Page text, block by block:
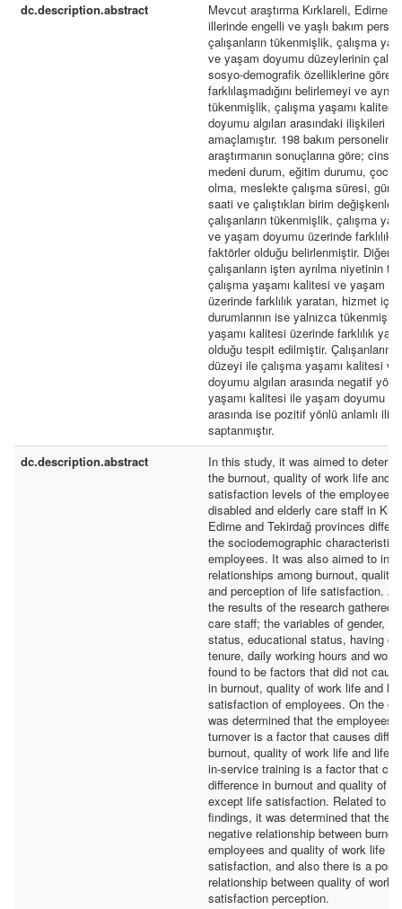
dc.description.abstract
Mevcut araştırma Kırklareli, Edirne
illerinde engelli ve yaşlı bakım
çalışanların tükenmişlik, çalışma
ve yaşam doyumu düzeylerinin
sosyo-demografik özelliklerine göre
farklılaşmadığını belirlemeyi ve aynı
tükenmişlik, çalışma yaşamı
doyumu algıları arasındaki ilişkileri
amaçlamıştır. 198 bakım personeline
araştırmanın sonuçlarına göre;
medeni durum, eğitim durumu,
olma, meslekte çalışma süresi,
saati ve çalıştıkları birim
çalışanların tükenmişlik, çalışma
ve yaşam doyumu üzerinde farklılık
faktörler olduğu belirlenmiştir. Diğer
çalışanların işten ayrılma niyetinin
çalışma yaşamı kalitesi ve yaşam
üzerinde farklılık yaratan, hizmet içi
durumlarının ise yalnızca
yaşamı kalitesi üzerinde farklılık
olduğu tespit edilmiştir. Çalışanların
düzeyi ile çalışma yaşamı kalitesi
doyumu algıları arasında negatif
yaşamı kalitesi ile yaşam doyumu
arasında ise pozitif yönlü anlamlı
saptanmıştır.
dc.description.abstract
In this study, it was aimed to
the burnout, quality of work life and
satisfaction levels of the employees
disabled and elderly care staff in
Edirne and Tekirdağ provinces differ
the sociodemographic
employees. It was also aimed to
relationships among burnout, quality
and perception of life satisfaction.
the results of the research gathered
care staff; the variables of gender,
status, educational status, having
tenure, daily working hours and
found to be factors that did not
in burnout, quality of work life and life
satisfaction of employees. On the
was determined that the employees'
turnover is a factor that causes
burnout, quality of work life and life
in-service training is a factor that
difference in burnout and quality of
except life satisfaction. Related to
findings, it was determined that
negative relationship between
employees and quality of work life
satisfaction, and also there is a
relationship between quality of work
satisfaction perception.